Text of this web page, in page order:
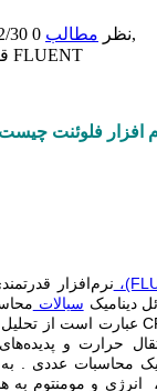
30 0 نظر مطالب ,
افزار فلوئنت
، نرم‌افزار
دینامیک سیالات
عبارت است از
حرارت و
محاسبات عددی . به
انرژی و مومنتوم به